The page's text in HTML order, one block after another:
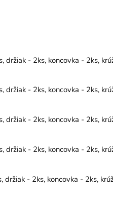
- 2ks, koncovka - 2ks,
- 2ks, koncovka - 2ks,
- 2ks, koncovka - 2ks,
- 2ks, koncovka - 2ks,
- 2ks, koncovka - 2ks,